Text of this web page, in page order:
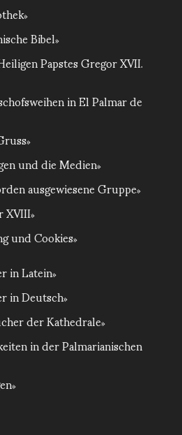
Bibel
Papstes Gregor XVII.
in El Palmar de
und die Medien
ausgewiesene Gruppe
und Cookies
in Latein
in Deutsch
der Kathedrale
in der Palmarianischen